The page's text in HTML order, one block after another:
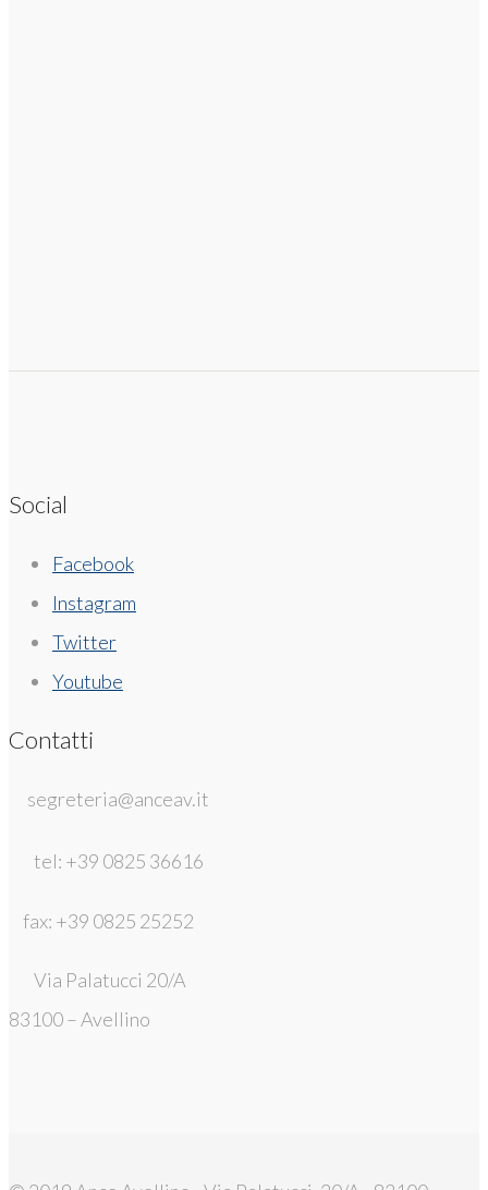
Social
Facebook
Instagram
Twitter
Youtube
Contatti
segreteria@anceav.it
tel: +39 0825 36616
fax: +39 0825 25252
Via Palatucci 20/A
83100 – Avellino